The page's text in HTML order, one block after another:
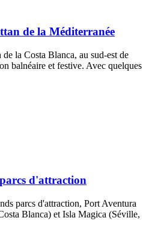
de la Méditerranée
la Costa Blanca, au sud-est de
balnéaire et festive. Avec quelques
d'attraction
parcs d'attraction, Port Aventura
Blanca) et Isla Magica (Séville,